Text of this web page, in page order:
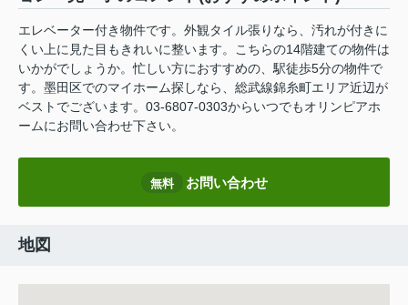
エレベーター付き物件です。外観タイル張りなら、汚れが付きに
くい上に見た目もきれいに整います。こちらの14階建ての物件は
いかがでしょうか。忙しい方におすすめの、駅徒歩5分の物件で
す。墨田区でのマイホーム探しなら、総武線錦糸町エリア近辺が
ベストでございます。03-6807-0303からいつでもオリンピアホ
ームにお問い合わせ下さい。
無料 お問い合わせ
地図